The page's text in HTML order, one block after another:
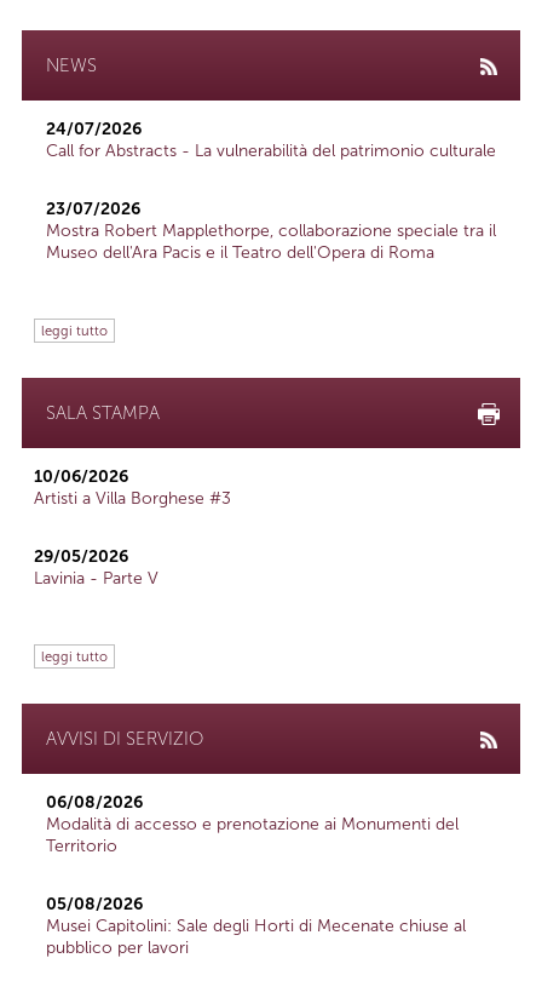
NEWS
24/07/2026
Call for Abstracts - La vulnerabilità del patrimonio culturale
23/07/2026
Mostra Robert Mapplethorpe, collaborazione speciale tra il
Museo dell'Ara Pacis e il Teatro dell'Opera di Roma
leggi tutto
SALA STAMPA
10/06/2026
Artisti a Villa Borghese #3
29/05/2026
Lavinia - Parte V
leggi tutto
AVVISI DI SERVIZIO
06/08/2026
Modalità di accesso e prenotazione ai Monumenti del
Territorio
05/08/2026
Musei Capitolini: Sale degli Horti di Mecenate chiuse al
pubblico per lavori